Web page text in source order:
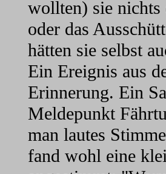
wollten) sie nichts
oder das
hätten sie selbst
Ein Ereignis aus
Erinnerung. Ein
Meldepunkt
man lautes
fand wohl eine